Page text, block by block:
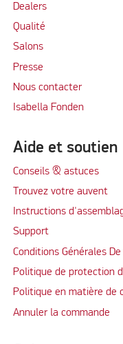
Dealers
Qualité
Salons
Presse
Nous contacter
Isabella Fonden
Aide et soutien
Conseils & astuces
Trouvez votre auvent
Instructions
Support
Conditions Générales
Politique de protection
Politique en matière de
Annuler la commande